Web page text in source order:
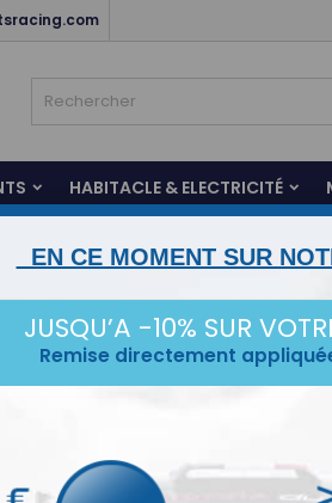
HABITACLE & ELECTRICITÉ
BELL Casque Bell HP10 Rally
EN CE MOMENT SUR
JUSQU’A -10% SUR
Remise directement